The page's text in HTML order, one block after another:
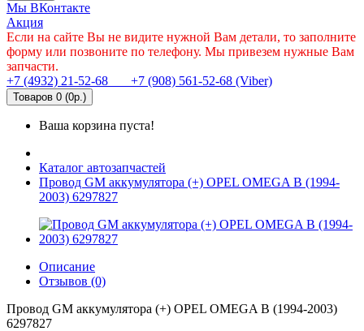
Мы ВКонтакте
Акция
Если на сайте Вы не видите нужной Вам детали, то заполните
форму или позвоните по телефону. Мы привезем нужные Вам
запчасти.
+7 (4932) 21-52-68
+7 (908) 561-52-68 (Viber)
Товаров 0 (0р.)
Ваша корзина пуста!
Каталог автозапчастей
Провод GM аккумулятора (+) OPEL OMEGA B (1994-
2003) 6297827
Описание
Отзывов (0)
Провод GM аккумулятора (+) OPEL OMEGA B (1994-2003)
6297827